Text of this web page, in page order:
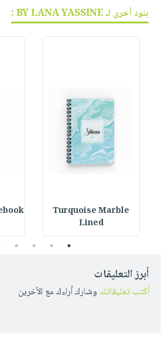
بنود أخرى لـ BY LANA YASSINE :
Turquoise Marble
Lined
1
2
3
4
أبرز التعليقات
أكتب تعليقاتك وشارك أراءك مع الأخرين